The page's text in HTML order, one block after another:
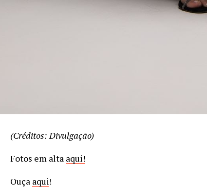
(Créditos: Divulgação)
Fotos em alta aqui!
Ouça aqui!